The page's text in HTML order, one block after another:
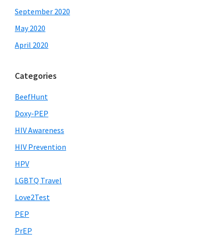
September 2020
May 2020
April 2020
Categories
BeefHunt
Doxy-PEP
HIV Awareness
HIV Prevention
HPV
LGBTQ Travel
Love2Test
PEP
PrEP